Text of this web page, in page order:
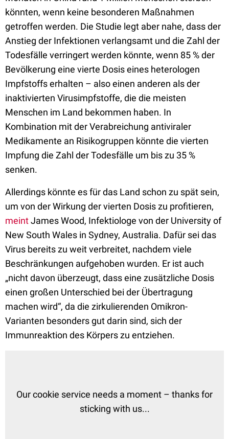
könnten, wenn keine besonderen Maßnahmen
getroffen werden. Die Studie legt aber nahe, dass der
Anstieg der Infektionen verlangsamt und die Zahl der
Todesfälle verringert werden könnte, wenn 85 % der
Bevölkerung eine vierte Dosis eines heterologen
Impfstoffs erhalten – also einen anderen als der
inaktivierten Virusimpfstoffe, die die meisten
Menschen im Land bekommen haben. In
Kombination mit der Verabreichung antiviraler
Medikamente an Risikogruppen könnte die vierten
Impfung die Zahl der Todesfälle um bis zu 35 %
senken.
Allerdings könnte es für das Land schon zu spät sein,
um von der Wirkung der vierten Dosis zu profitieren,
meintJames Wood, Infektiologe von der University of
New South Wales in Sydney, Australia. Dafür sei das
Virus bereits zu weit verbreitet, nachdem viele
Beschränkungen aufgehoben wurden. Er ist auch
„nicht davon überzeugt, dass eine zusätzliche Dosis
einen großen Unterschied bei der Übertragung
machen wird“, da die zirkulierenden Omikron-
Varianten besonders gut darin sind, sich der
Immunreaktion des Körpers zu entziehen.
Our cookie service needs a moment – thanks for
sticking with us...